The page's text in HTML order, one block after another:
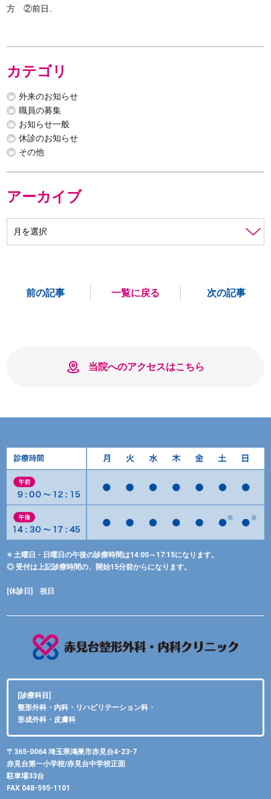
方 ②前日..
カテゴリ
外来のお知らせ
職員の募集
お知らせ一般
休診のお知らせ
その他
アーカイブ
前の記事 一覧に戻る 次の記事
当院へのアクセスはこちら
※ 土曜日・日曜日の午後の診療時間は14:00～17:15になります。
◎ 受付は上記診療時間の、開始15分前からになります。
[休診日] 祝日
[診療科目]
整形外科・内科・リハビリテーション科・
形成外科・皮膚科
〒365-0064 埼玉県鴻巣市赤見台4-23-7
赤見台第一小学校/赤見台中学校正面
駐車場33台
FAX 048-595-1101